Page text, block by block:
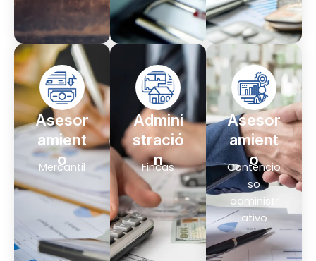
Asesor
amient
o
Mercantil
Admini
stració
n
Fincas
Asesor
amient
o
Contencio
so
administr
ativo